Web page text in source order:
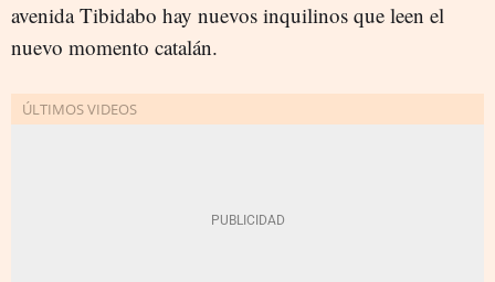
avenida Tibidabo hay nuevos inquilinos que leen el
nuevo momento catalán.